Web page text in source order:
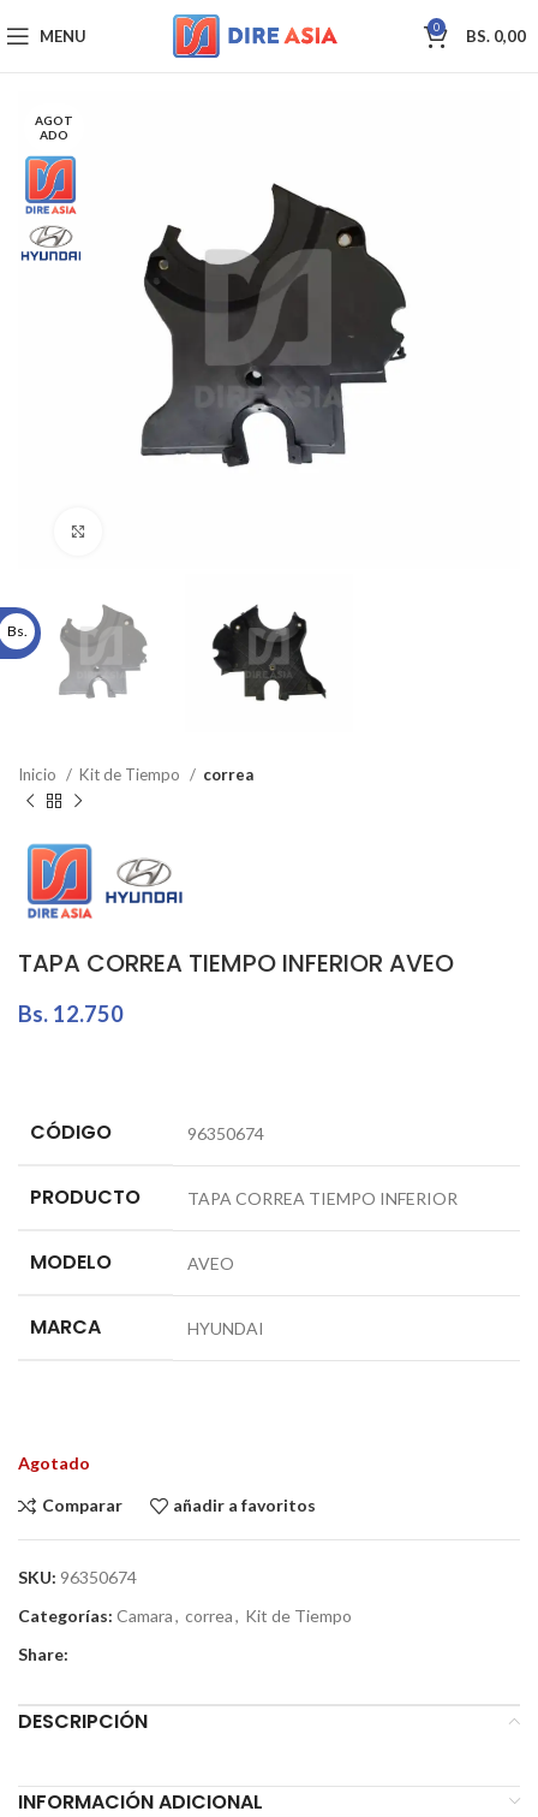
MENU 0 BS. 0,00
AGOT
ADO
Inicio Kit de Tiempo correa
TAPA CORREA TIEMPO INFERIOR AVEO
Bs. 12.750
CÓDIGO 96350674
PRODUCTO TAPA CORREA TIEMPO INFERIOR
MODELO AVEO
MARCA HYUNDAI
Agotado
Comparar añadir a favoritos
SKU: 96350674
Categorías: Camara, correa, Kit de Tiempo
Share:
DESCRIPCIÓN
INFORMACIÓN ADICIONAL
Bs.